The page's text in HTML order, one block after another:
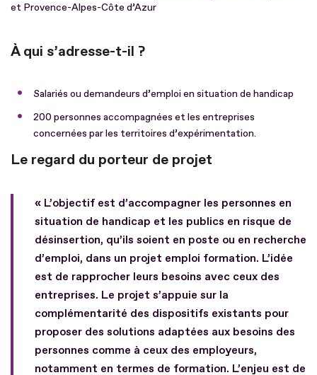
et Provence-Alpes-Côte d’Azur
À qui s’adresse-t-il ?
Salariés ou demandeurs d’emploi en situation de handicap
200 personnes accompagnées et les entreprises
concernées par les territoires d’expérimentation.
Le regard du porteur de projet
« L’objectif est d’accompagner les personnes en
situation de handicap et les publics en risque de
désinsertion, qu’ils soient en poste ou en recherche
d’emploi, dans un projet emploi formation. L’idée
est de rapprocher leurs besoins avec ceux des
entreprises. Le projet s’appuie sur la
complémentarité des dispositifs existants pour
proposer des solutions adaptées aux besoins des
personnes comme à ceux des employeurs,
notamment en termes de formation. L’enjeu est de